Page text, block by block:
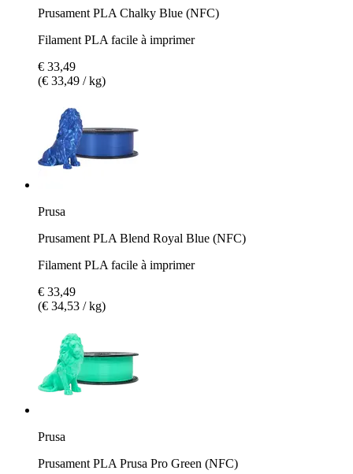
Prusament PLA Chalky Blue (NFC)
Filament PLA facile à imprimer
€ 33,49
(€ 33,49 / kg)
Prusa
Prusament PLA Blend Royal Blue (NFC)
Filament PLA facile à imprimer
€ 33,49
(€ 34,53 / kg)
Prusa
Prusament PLA Prusa Pro Green (NFC)